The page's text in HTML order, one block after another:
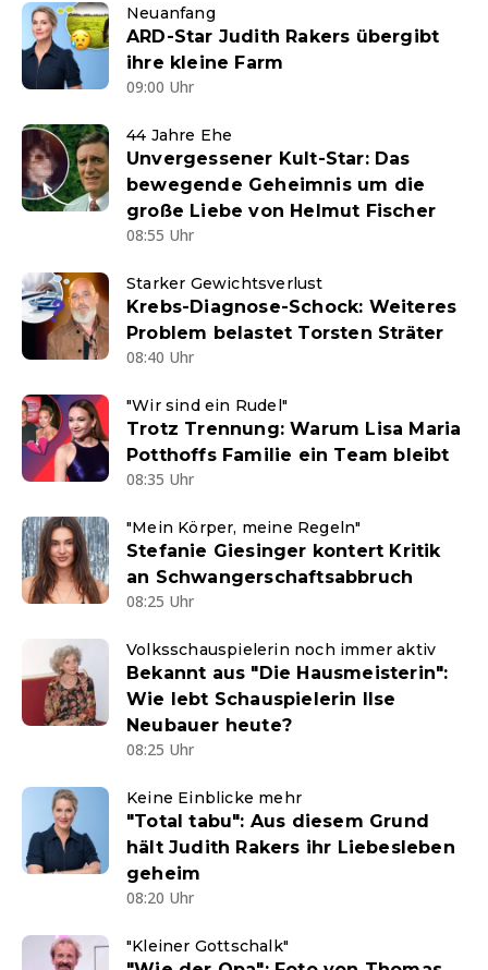
Neuanfang
ARD-Star Judith Rakers übergibt
ihre kleine Farm
09:00 Uhr
44 Jahre Ehe
Unvergessener Kult-Star: Das
bewegende Geheimnis um die
große Liebe von Helmut Fischer
08:55 Uhr
Starker Gewichtsverlust
Krebs-Diagnose-Schock: Weiteres
Problem belastet Torsten Sträter
08:40 Uhr
"Wir sind ein Rudel"
Trotz Trennung: Warum Lisa Maria
Potthoffs Familie ein Team bleibt
08:35 Uhr
"Mein Körper, meine Regeln"
Stefanie Giesinger kontert Kritik
an Schwangerschaftsabbruch
08:25 Uhr
Volksschauspielerin noch immer aktiv
Bekannt aus "Die Hausmeisterin":
Wie lebt Schauspielerin Ilse
Neubauer heute?
08:25 Uhr
Keine Einblicke mehr
"Total tabu": Aus diesem Grund
hält Judith Rakers ihr Liebesleben
geheim
08:20 Uhr
"Kleiner Gottschalk"